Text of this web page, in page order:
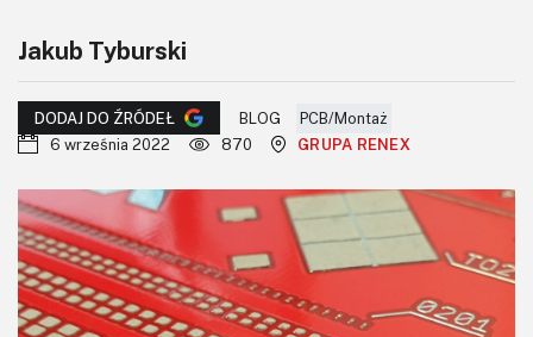
KITy AVT
Kontakt
Magazyny
Archiwum
Jakub Tyburski
DODAJ DO ŹRÓDEŁ BLOG
PCB/Montaż
6 września 2022
870 GRUPA RENEX